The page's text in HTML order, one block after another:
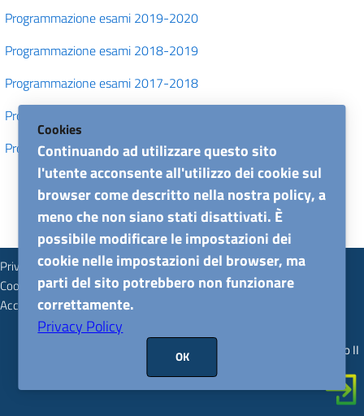
Corpo docente
Modulistica
Avvisi
Links
Offerta formativa
Orario lezioni
Calendario esami
Formazione estero
Programmazione esami 2019-2020
Programmazione esami 2018-2019
Programmazione esami 2017-2018
Programmazione esami 2016-2017
Programmazione esami 2015-2016
Privacy
Cookie policy
Accessibilità
Università degli Studi di Napoli Federico II
Cookies
Continuando ad utilizzare questo sito
l'utente acconsente all'utilizzo dei cookie sul
browser come descritto nella nostra policy, a
meno che non siano stati disattivati. È
possibile modificare le impostazioni dei
cookie nelle impostazioni del browser, ma
parti del sito potrebbero non funzionare
correttamente.
Privacy Policy
OK